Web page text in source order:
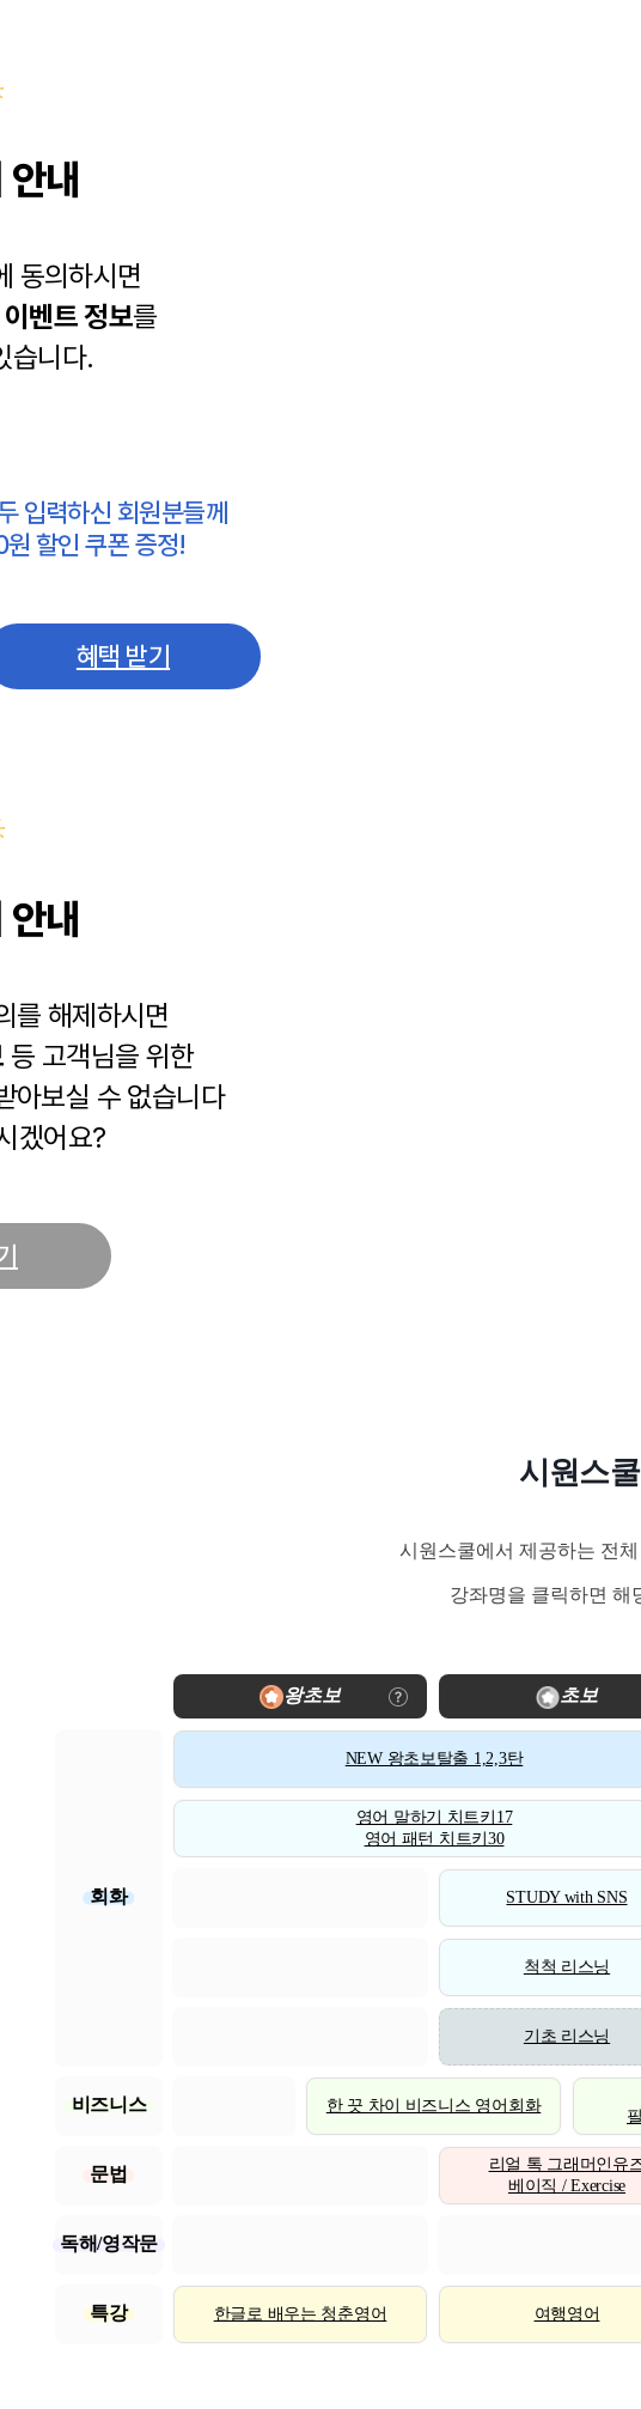
내
동의하시면
이벤트 정보를
습니다.
입력하신 회원분들께
할인 쿠폰 증정!
혜택 받기
내
를 해제하시면
등 고객님을 위한
아보실 수 없습니다
겠어요?
시원스
시원스쿨에서 제공하는 전
강좌명을 클릭하면 해
왕초보 초보
회화
NEW 왕초보탈출 1,2,3탄
영어 말하기 치트키17
영어 패턴 치트키30
STUDY with SNS
척척 리스닝
기초 리스닝
비즈니스 한 끗 차이 비즈니스 영어회화
문법
리얼 톡 그래머인유
베이직 / Exercise
독해/영작문
특강 한글로 배우는 청춘영어 여행영어